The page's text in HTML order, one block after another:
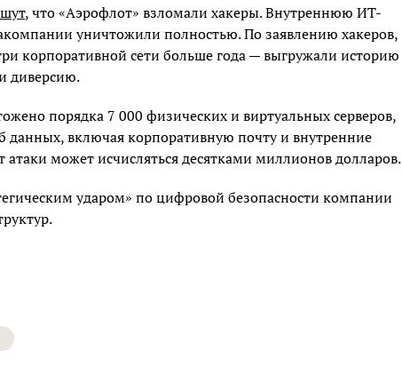
, что «Аэрофлот» взломали хакеры. Внутреннюю ИТ-
уничтожили полностью. По заявлению хакеров,
корпоративной сети больше года — выгружали историю
диверсию.
порядка 7 000 физических и виртуальных серверов,
данных, включая корпоративную почту и внутренние
может исчисляться десятками миллионов долларов.
ударом» по цифровой безопасности компании